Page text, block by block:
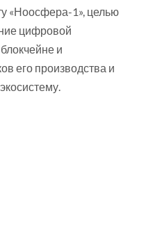
«Ноосфера-1», целью
цифровой
и
его производства и